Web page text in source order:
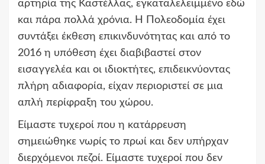
αρτηρία της Καστέλλας, εγκαταλελειμμένο εδώ
και πάρα πολλά χρόνια. Η Πολεοδομία έχει
συντάξει έκθεση επικινδυνότητας και από το
2016 η υπόθεση έχει διαβιβαστεί στον
εισαγγελέα και οι ιδιοκτήτες, επιδεικνύοντας
πλήρη αδιαφορία, είχαν περιοριστεί σε μια
απλή περίφραξη του χώρου.
Είμαστε τυχεροί που η κατάρρευση
σημειώθηκε νωρίς το πρωί και δεν υπήρχαν
διερχόμενοι πεζοί. Είμαστε τυχεροί που δεν